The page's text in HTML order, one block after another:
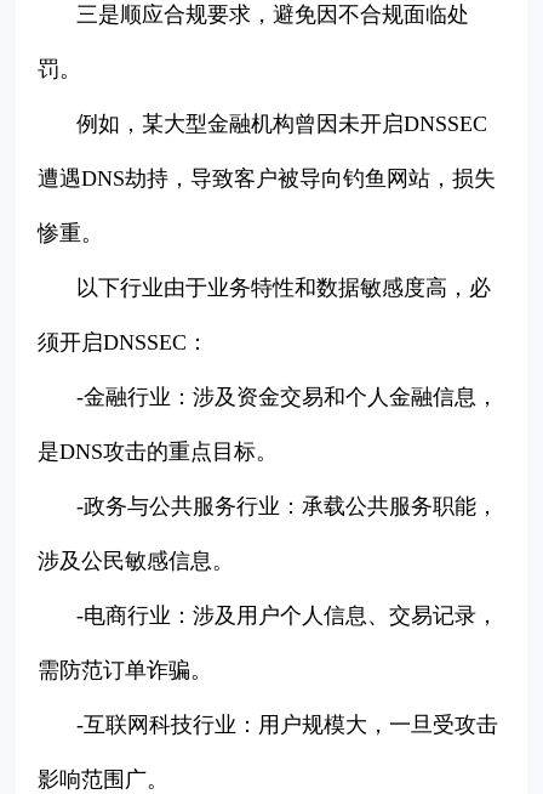
三是顺应合规要求，避免因不合规面临处
罚。
例如，某大型金融机构曾因未开启DNSSEC
遭遇DNS劫持，导致客户被导向钓鱼网站，损失
惨重。
以下行业由于业务特性和数据敏感度高，必
须开启DNSSEC：
-金融行业：涉及资金交易和个人金融信息，
是DNS攻击的重点目标。
-政务与公共服务行业：承载公共服务职能，
涉及公民敏感信息。
-电商行业：涉及用户个人信息、交易记录，
需防范订单诈骗。
-互联网科技行业：用户规模大，一旦受攻击
影响范围广。